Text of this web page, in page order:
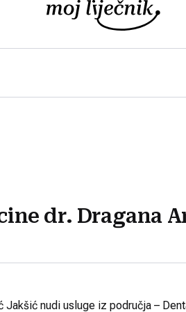
dr. Dragana
Jakšić nudi usluge iz područja –